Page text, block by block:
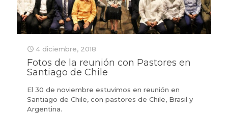
4 diciembre, 2018
Fotos de la reunión con Pastores en
Santiago de Chile
El 30 de noviembre estuvimos en reunión en
Santiago de Chile, con pastores de Chile, Brasil y
Argentina.